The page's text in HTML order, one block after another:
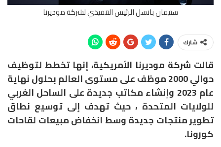
ستيفان بانسل الرئيس التنفيذي لشركة موديرنا
شارك
قالت شركة موديرنا الأمريكية، إنها تخطط لتوظيف
حوالي 2000 موظف على مستوى العالم بحلول نهاية
عام 2023 وإنشاء مكاتب جديدة على الساحل الغربي
للولايات المتحدة ، حيث تهدف إلى توسيع نطاق
تطوير منتجات جديدة وسط انخفاض مبيعات لقاحات
كورونا.